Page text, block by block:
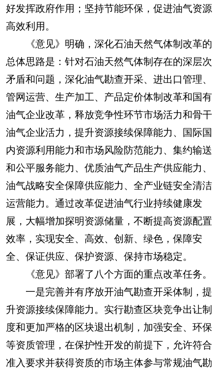
好发挥政府作用；坚持节能环保，促进油气资源
高效利用。
《意见》明确，深化石油天然气体制改革的
总体思路是：针对石油天然气体制存在的深层次
矛盾和问题，深化油气勘查开采、进出口管理、
管网运营、生产加工、产品定价体制改革和国有
油气企业改革，释放竞争性环节市场活力和骨干
油气企业活力，提升资源接续保障能力、国际国
内资源利用能力和市场风险防范能力、集约输送
和公平服务能力、优质油气产品生产供应能力、
油气战略安全保障供应能力、全产业链安全清洁
运营能力。通过改革促进油气行业持续健康发
展，大幅增加探明资源储量，不断提高资源配置
效率，实现安全、高效、创新、绿色，保障安
全、保证供应、保护资源、保持市场稳定。
《意见》部署了八个方面的重点改革任务。
一是完善并有序放开油气勘查开采体制，提
升资源接续保障能力。实行勘查区块竞争出让制
度和更加严格的区块退出机制，加强安全、环保
等资质管理，在保护性开发的前提下，允许符合
准入要求并获得资质的市场主体参与常规油气勘